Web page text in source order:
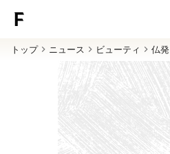
トップ ニュース ビューティ 仏